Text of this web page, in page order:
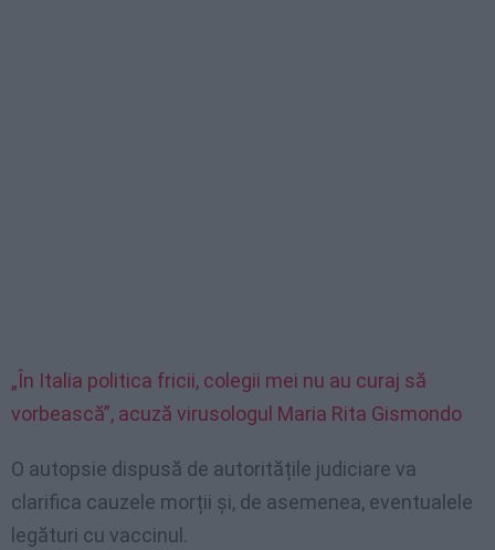
„În Italia politica fricii, colegii mei nu au curaj să
vorbească”, acuză virusologul Maria Rita Gismondo
O autopsie dispusă de autoritățile judiciare va
clarifica cauzele morții și, de asemenea, eventualele
legături cu vaccinul.